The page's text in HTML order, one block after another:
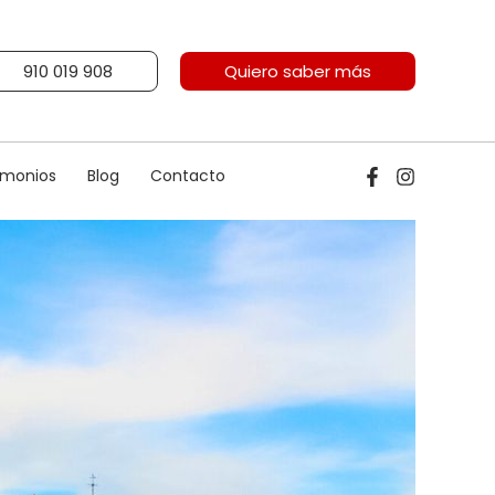
910 019 908 Quiero saber más
Blog Contacto